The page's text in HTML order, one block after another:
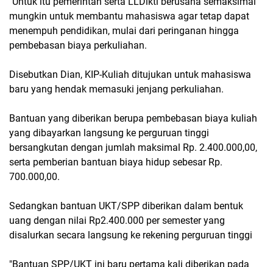
mungkin untuk membantu mahasiswa agar tetap dapat
menempuh pendidikan, mulai dari peringanan hingga
pembebasan biaya perkuliahan.
Disebutkan Dian, KIP-Kuliah ditujukan untuk mahasiswa
baru yang hendak memasuki jenjang perkuliahan.
Bantuan yang diberikan berupa pembebasan biaya kuliah
yang dibayarkan langsung ke perguruan tinggi
bersangkutan dengan jumlah maksimal Rp. 2.400.000,00,
serta pemberian bantuan biaya hidup sebesar Rp.
700.000,00.
Sedangkan bantuan UKT/SPP diberikan dalam bentuk
uang dengan nilai Rp2.400.000 per semester yang
disalurkan secara langsung ke rekening perguruan tinggi
"Bantuan SPP/UKT ini baru pertama kali diberikan pada